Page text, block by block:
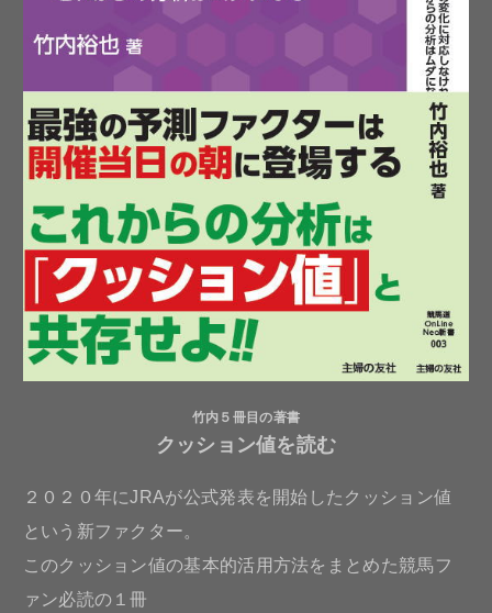
竹内５冊目の著書
クッション値を読む
２０２０年にJRAが公式発表を開始したクッション値
という新ファクター。
このクッション値の基本的活用方法をまとめた競馬フ
ァン必読の１冊